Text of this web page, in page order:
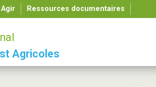
Agir Ressources documentaires
Agricoles